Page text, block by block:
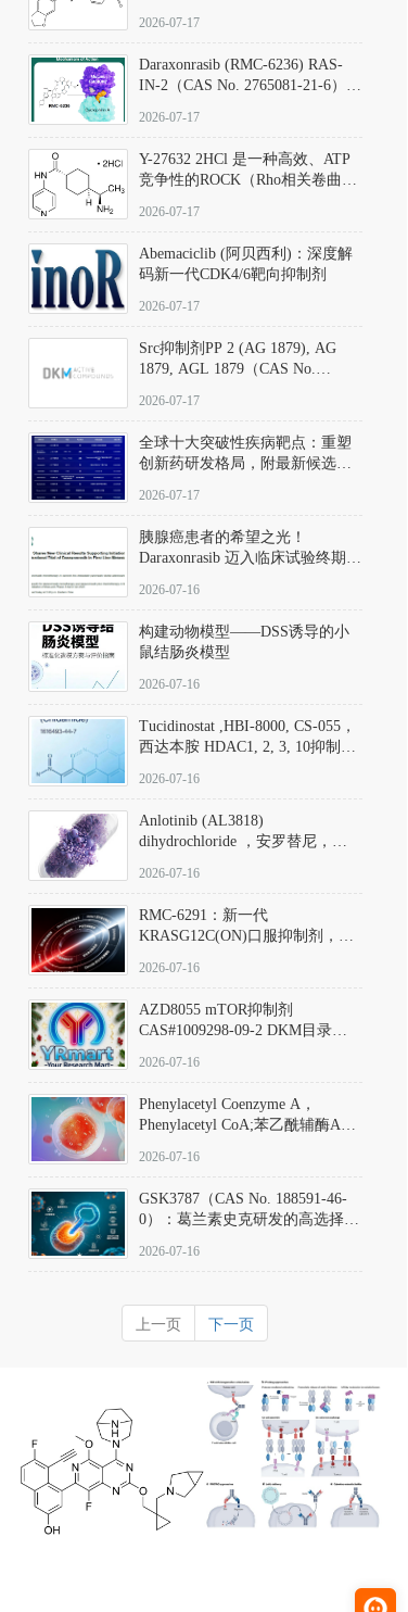
D801067）
2026-07-17
Daraxonrasib (RMC-6236) RAS-
IN-2（CAS No. 2765081-21-6）：
向KRAS/NRAS/HRAS的广谱RAS
2026-07-17
Y-27632 2HCl 是一种高效、ATP
竞争性的ROCK（Rho相关卷曲螺
同等抑制ROCK1与ROCK2；其通
过精准嵌入激酶的ATP结合位点
发挥抑制作用，对ROCK1和
ROCK2的解离常数（Ki）分别为
140 nM和300 nM；在众多丝氨酸/
中，其靶向ROCK的选择性超过
200倍，凸显出优异的分子特异
2026-07-17
Abemaciclib (阿贝西利)：深度解
码新一代CDK4/6靶向抑制剂
2026-07-17
Src抑制剂PP 2 (AG 1879), AG
1879, AGL 1879（CAS No.
应用指南
2026-07-17
全球十大突破性疾病靶点：重塑
创新药研发格局，附最新候选分
2026-07-17
胰腺癌患者的希望之光！
Daraxonrasib 迈入临床试验终期阶
2026-07-16
构建动物模型——DSS诱导的小
鼠结肠炎模型
2026-07-16
Tucidinostat ,HBI-8000, CS-055，
西达本胺 HDAC1, 2, 3, 10抑制剂
D808567) - DKM活性分子
2026-07-16
Anlotinib (AL3818)
dihydrochloride ，安罗替尼，
Hydrochloride实验方法步骤SOP
2026-07-16
RMC-6291：新一代
KRASG12C(ON)口服抑制剂，
(Elironrasib)CAS#2641998-63-0
2026-07-16
AZD8055 mTOR抑制剂
CAS#1009298-09-2 DKM目录号
激酶抑制剂的深度剖析
2026-07-16
Phenylacetyl Coenzyme A，
Phenylacetyl CoA;苯乙酰辅酶A
2026-07-16
GSK3787（CAS No. 188591-46-
0）：葛兰素史克研发的高选择
抗剂，被广泛视为研究PPARδ核
靶点药理机制的金标准化学探
针。
2026-07-16
上一页 下一页